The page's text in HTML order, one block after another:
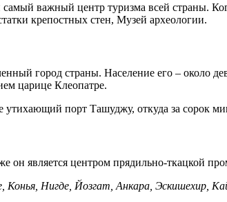
важный центр туризма всей страны.
крепостных стен, Музей археологии.
город страны. Население его – около
царице Клеопатре.
порт Ташуджу, откуда за сорок
он является центром прядильно-ткацкой
Нигде, Йозгат, Анкара, Эскишехир,